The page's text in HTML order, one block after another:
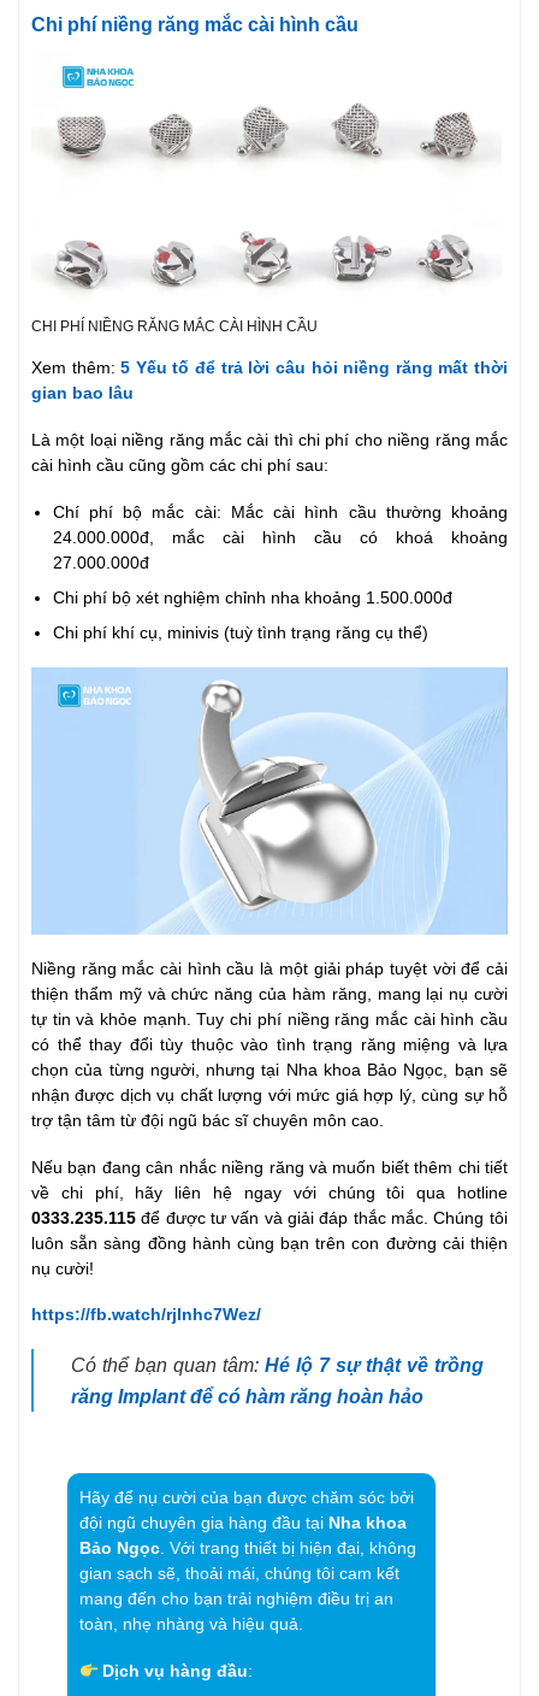
Chi phí niềng răng mắc cài hình cầu
CHI PHÍ NIỀNG RĂNG MẮC CÀI HÌNH CẦU
Xem thêm: 5 Yếu tố để trả lời câu hỏi niềng răng mất thời
gian bao lâu
Là một loại niềng răng mắc cài thì chi phí cho niềng răng mắc
cài hình cầu cũng gồm các chi phí sau:
Chí phí bộ mắc cài: Mắc cài hình cầu thường khoảng
24.000.000đ, mắc cài hình cầu có khoá khoảng
27.000.000đ
Chi phí bộ xét nghiệm chỉnh nha khoảng 1.500.000đ
Chi phí khí cụ, minivis (tuỳ tình trạng răng cụ thể)
Niềng răng mắc cài hình cầu là một giải pháp tuyệt vời để cải
thiện thẩm mỹ và chức năng của hàm răng, mang lại nụ cười
tự tin và khỏe mạnh. Tuy chi phí niềng răng mắc cài hình cầu
có thể thay đổi tùy thuộc vào tình trạng răng miệng và lựa
chọn của từng người, nhưng tại Nha khoa Bảo Ngọc, bạn sẽ
nhận được dịch vụ chất lượng với mức giá hợp lý, cùng sự hỗ
trợ tận tâm từ đội ngũ bác sĩ chuyên môn cao.
Nếu bạn đang cân nhắc niềng răng và muốn biết thêm chi tiết
về chi phí, hãy liên hệ ngay với chúng tôi qua hotline
0333.235.115 để được tư vấn và giải đáp thắc mắc. Chúng tôi
luôn sẵn sàng đồng hành cùng bạn trên con đường cải thiện
nụ cười!
https://fb.watch/rjlnhc7Wez/
Có thể bạn quan tâm: Hé lộ 7 sự thật về trồng
răng Implant để có hàm răng hoàn hảo
Hãy để nụ cười của bạn được chăm sóc bởi
đội ngũ chuyên gia hàng đầu tại Nha khoa
Bảo Ngọc. Với trang thiết bị hiện đại, không
gian sạch sẽ, thoải mái, chúng tôi cam kết
mang đến cho bạn trải nghiệm điều trị an
toàn, nhẹ nhàng và hiệu quả.
Dịch vụ hàng đầu: